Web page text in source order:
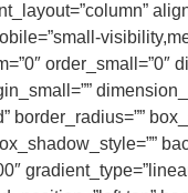
order_small=”0″
border_radius=””